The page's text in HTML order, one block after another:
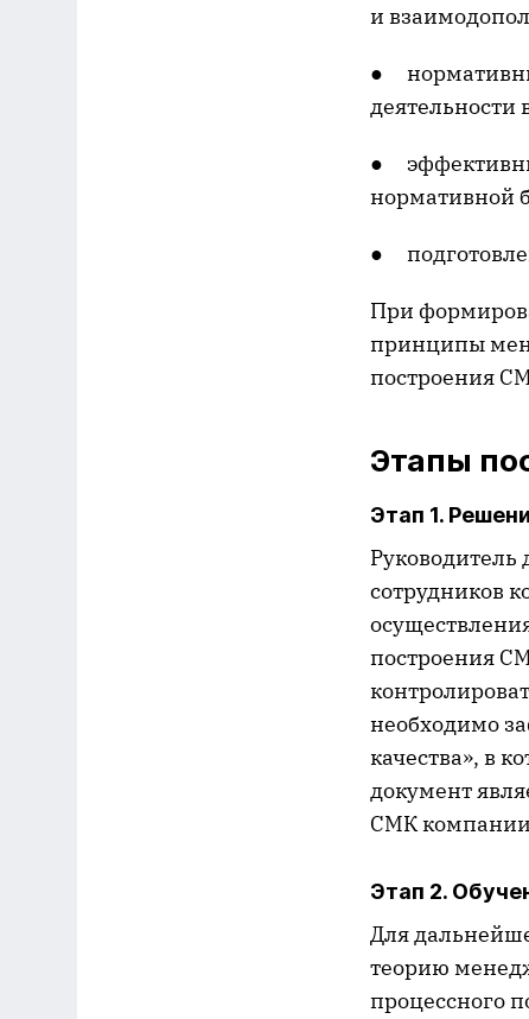
и
●
деятельности
●
нормативной
●
При
принципы
построения
Этапы
Этап 1.
Руководитель
сотрудников
построения
необходимо
качества», в
документ
СМК
Этап 2.
Для
теорию
процессного